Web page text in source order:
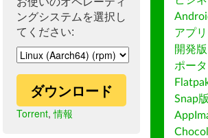
ングシステムを選択し
てください:
ダウンロード
Torrent,情報
アプ
開発版
ポー
Snap版